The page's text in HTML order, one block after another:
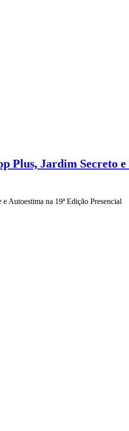
Plus, Jardim Secreto
Autoestima na 19ª Edição Presencial